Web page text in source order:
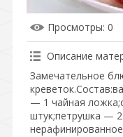
Просмотры: 0
Описание
Замечательное
— 1 чайная
штук;петрушка —